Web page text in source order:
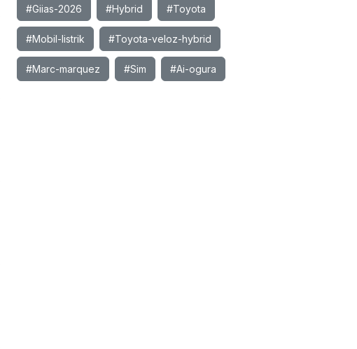
#Giias-2026 #Hybrid #Toyota
#Mobil-listrik #Toyota-veloz-hybrid
#Marc-marquez #Sim #Ai-ogura